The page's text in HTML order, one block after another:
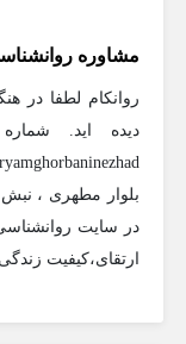
مشاوره
روانکام لطفا در
در سایت
ارتقای،کیفیت